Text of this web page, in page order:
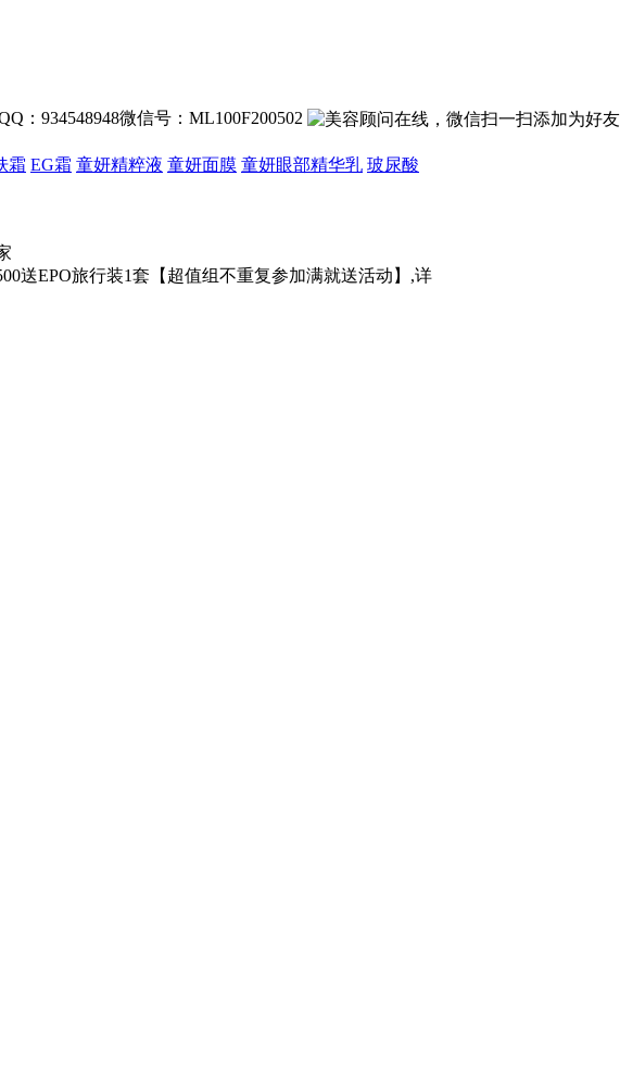
：934548948微信号：ML100F200502
霜 EG霜 童妍精粹液 童妍面膜 童妍眼部精华乳 玻尿酸
送EPO旅行装1套【超值组不重复参加满就送活动】,详